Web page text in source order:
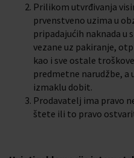
Prilikom utvrđivanja
prvenstveno uzima u
pripadajućih naknada u
vezane uz pakiranje,
kao i sve ostale
predmetne narudžbe,
izmaklu dobit.
Prodavatelj ima pravo
štete ili to pravo